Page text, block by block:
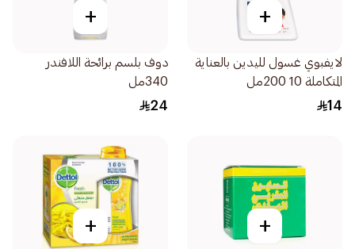
+
لايفبوي غسول لليدين بالعناية
المتكاملة 10 200مل
14
+
دوف بلسم برائحة اللافندر
340مل
24
+
+